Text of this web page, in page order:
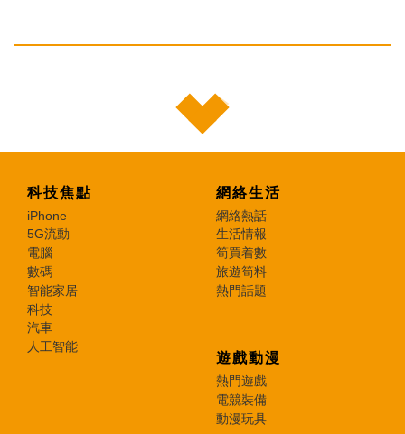
科技焦點
iPhone
5G流動
電腦
數碼
智能家居
科技
汽車
人工智能
網絡生活
網絡熱話
生活情報
筍買着數
旅遊筍料
熱門話題
遊戲動漫
熱門遊戲
電競裝備
動漫玩具